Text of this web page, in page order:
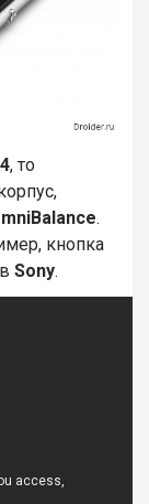
, то
.
кнопка
Sony.